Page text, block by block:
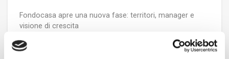
Fondocasa apre una nuova fase: territori, manager e
visione di crescita
23/06/2026